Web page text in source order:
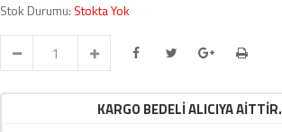
Stok Durumu: Stokta Yok
KARGO BEDELİ ALICIYA AİTTİR.